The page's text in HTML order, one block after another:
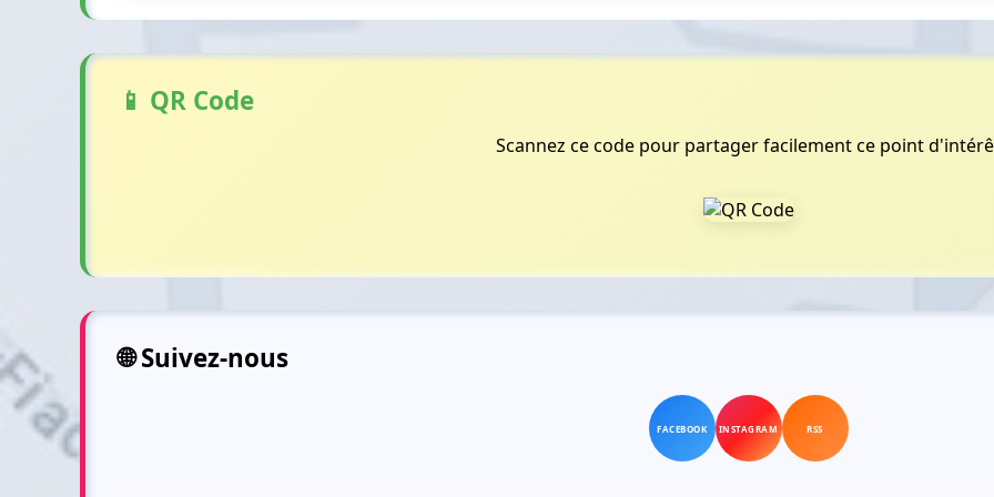
📱 QR Code
Scannez ce code pour partager facilement ce point
🌐 Suivez-nous
FACEBOOK INSTAGRAM RSS